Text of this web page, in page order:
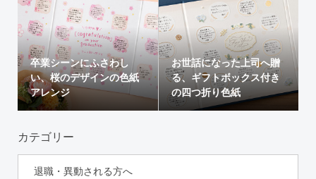
卒業シーンにふさわし
い、桜のデザインの色紙
アレンジ
お世話になった上司へ贈
る、ギフトボックス付き
の四つ折り色紙
カテゴリー
退職・異動される方へ